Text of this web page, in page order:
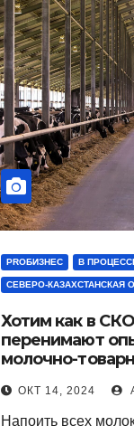
PROБИЗНЕС В
СЕВЕРО-КАЗАХСТАНСКАЯ
Хотим как в
перенимают
молочно-
ОКТ 14, 2024
Напоить всех